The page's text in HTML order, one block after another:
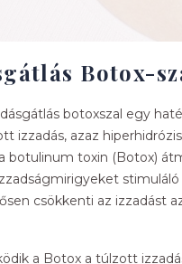
Botox-
botoxszal egy
izzadás, azaz
a botulinum toxin (Botox)
csökkenti az izzadást
a Botox a túlzott